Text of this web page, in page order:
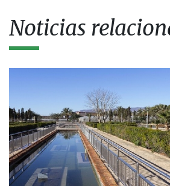
Noticias